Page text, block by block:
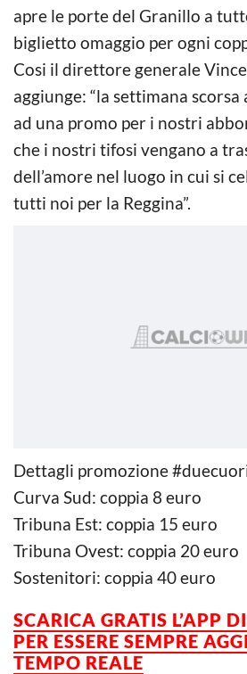
apre le porte del Granillo a
biglietto omaggio per ogni
Cosi il direttore generale
aggiunge: “la settimana
ad una promo per i nostri
che i nostri tifosi vengano a
dell’amore nel luogo in cui si
tutti noi per la Reggina”.
Dettagli promozione
Curva Sud: coppia 8 euro
Tribuna Est: coppia 15 euro
Tribuna Ovest: coppia 20 euro
Sostenitori: coppia 40 euro
SCARICA GRATIS L’APP
PER ESSERE SEMPRE
TEMPO REALE